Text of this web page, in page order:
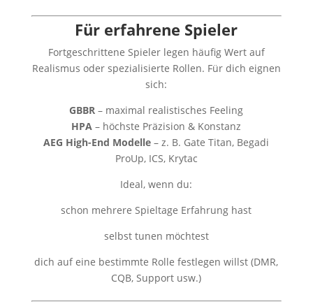
Für erfahrene Spieler
Fortgeschrittene Spieler legen häufig Wert auf
Realismus oder spezialisierte Rollen. Für dich eignen
sich:
GBBR – maximal realistisches Feeling
HPA – höchste Präzision & Konstanz
AEG High-End Modelle – z. B. Gate Titan, Begadi
ProUp, ICS, Krytac
Ideal, wenn du:
schon mehrere Spieltage Erfahrung hast
selbst tunen möchtest
dich auf eine bestimmte Rolle festlegen willst (DMR,
CQB, Support usw.)